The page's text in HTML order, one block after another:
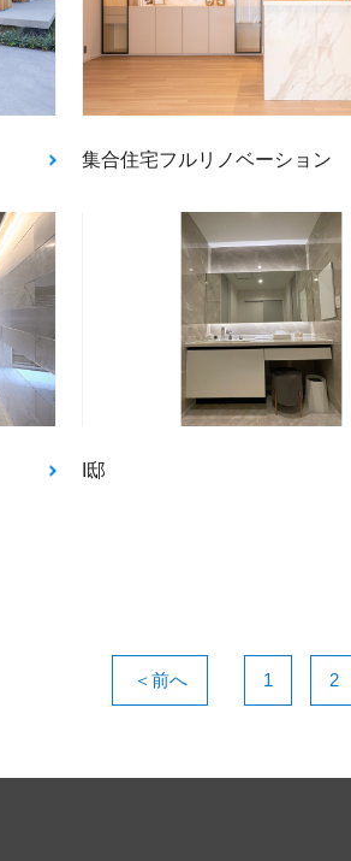
集合住宅フルリノベーション
I邸
＜前へ 1 2